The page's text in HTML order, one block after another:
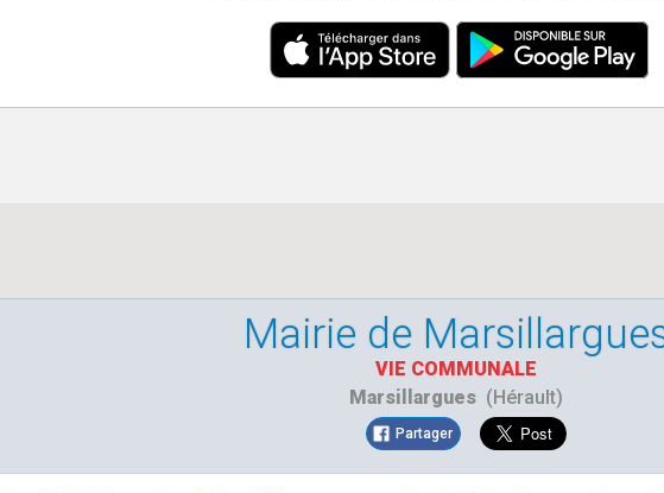
Mairie de
VIE COMMUNALE
Marsillargues (Hérault)
Partager